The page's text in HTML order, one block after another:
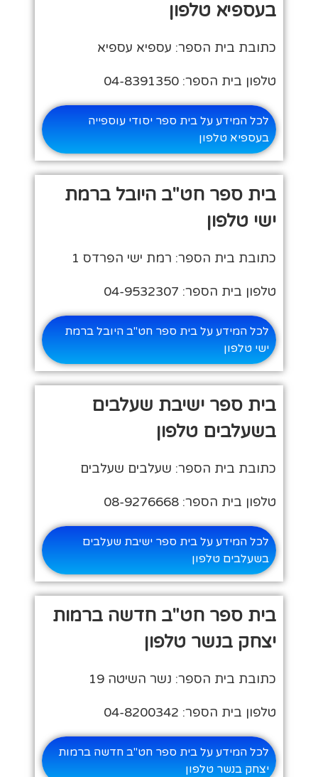
בעספיא טלפון
כתובת בית הספר: עספיא עספיא
טלפון בית הספר: 04-8391350
לכל המידע על בית ספר יסודי עוספייה
בעספיא טלפון
בית ספר חט"ב היובל ברמת
ישי טלפון
כתובת בית הספר: רמת ישי הפרדס 1
טלפון בית הספר: 04-9532307
לכל המידע על בית ספר חט"ב היובל ברמת
ישי טלפון
בית ספר ישיבת שעלבים
בשעלבים טלפון
כתובת בית הספר: שעלבים שעלבים
טלפון בית הספר: 08-9276668
לכל המידע על בית ספר ישיבת שעלבים
בשעלבים טלפון
בית ספר חט"ב חדשה ברמות
יצחק בנשר טלפון
כתובת בית הספר: נשר השיטה 19
טלפון בית הספר: 04-8200342
לכל המידע על בית ספר חט"ב חדשה ברמות
יצחק בנשר טלפון